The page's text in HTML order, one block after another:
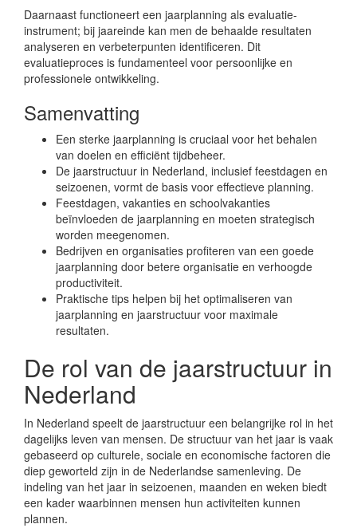
Daarnaast functioneert een jaarplanning als evaluatie-
instrument; bij jaareinde kan men de behaalde resultaten
analyseren en verbeterpunten identificeren. Dit
evaluatieproces is fundamenteel voor persoonlijke en
professionele ontwikkeling.
Samenvatting
Een sterke jaarplanning is cruciaal voor het behalen
van doelen en efficiënt tijdbeheer.
De jaarstructuur in Nederland, inclusief feestdagen en
seizoenen, vormt de basis voor effectieve planning.
Feestdagen, vakanties en schoolvakanties
beïnvloeden de jaarplanning en moeten strategisch
worden meegenomen.
Bedrijven en organisaties profiteren van een goede
jaarplanning door betere organisatie en verhoogde
productiviteit.
Praktische tips helpen bij het optimaliseren van
jaarplanning en jaarstructuur voor maximale
resultaten.
De rol van de jaarstructuur in
Nederland
In Nederland speelt de jaarstructuur een belangrijke rol in het
dagelijks leven van mensen. De structuur van het jaar is vaak
gebaseerd op culturele, sociale en economische factoren die
diep geworteld zijn in de Nederlandse samenleving. De
indeling van het jaar in seizoenen, maanden en weken biedt
een kader waarbinnen mensen hun activiteiten kunnen
plannen.